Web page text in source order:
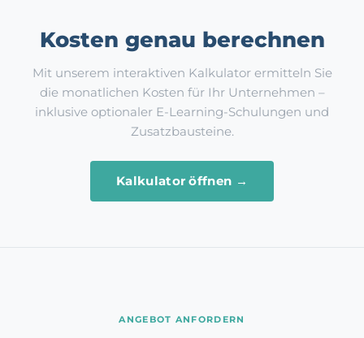
Kosten genau berechnen
Mit unserem interaktiven Kalkulator ermitteln Sie
die monatlichen Kosten für Ihr Unternehmen –
inklusive optionaler E-Learning-Schulungen und
Zusatzbausteine.
Kalkulator öffnen →
ANGEBOT ANFORDERN